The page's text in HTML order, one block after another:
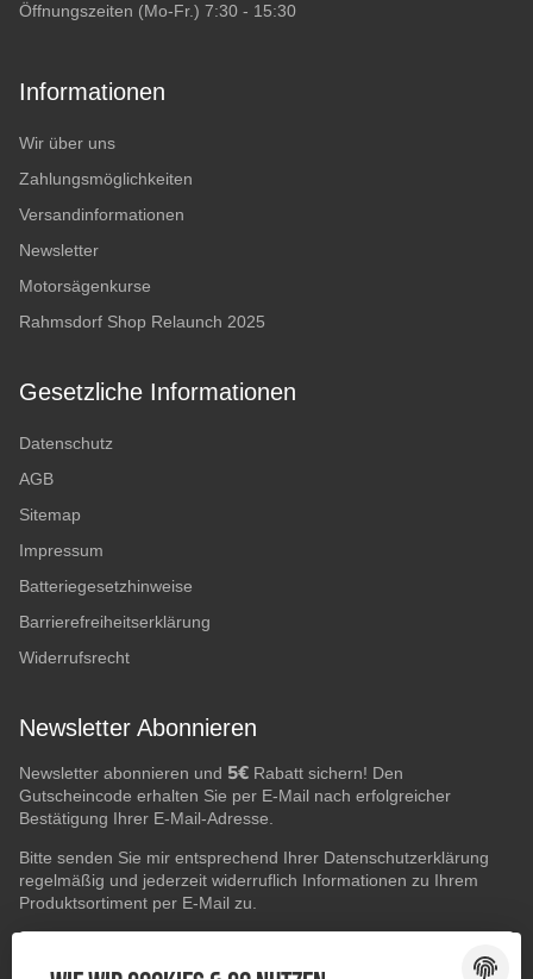
Öffnungszeiten (Mo-Fr.) 7:30 - 15:30
Informationen
Wir über uns
Zahlungsmöglichkeiten
Versandinformationen
Newsletter
Motorsägenkurse
Rahmsdorf Shop Relaunch 2025
Gesetzliche Informationen
Datenschutz
AGB
Sitemap
Impressum
Batteriegesetzhinweise
Barrierefreiheitserklärung
Widerrufsrecht
Newsletter Abonnieren
Newsletter abonnieren und 5€ Rabatt sichern! Den
Gutscheincode erhalten Sie per E-Mail nach erfolgreicher
Bestätigung Ihrer E-Mail-Adresse.
Bitte senden Sie mir entsprechend Ihrer Datenschutzerklärung
regelmäßig und jederzeit widerruflich Informationen zu Ihrem
Produktsortiment per E-Mail zu.
ABONNIEREN